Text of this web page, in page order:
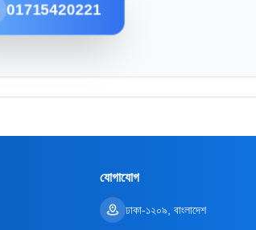
01715420221
যোগাযোগ
ঢাকা-১২০৯, বাংলাদেশ